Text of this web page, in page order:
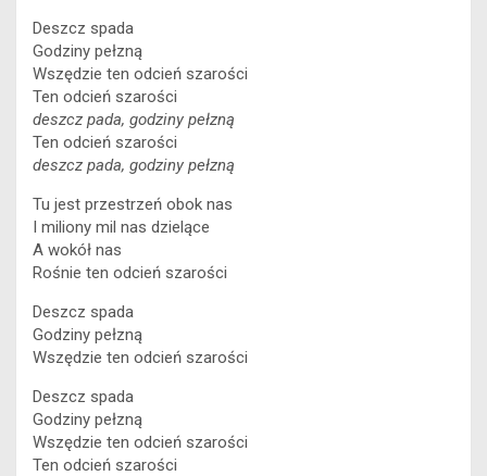
Deszcz spada
Godziny pełzną
Wszędzie ten odcień szarości
Ten odcień szarości
deszcz pada, godziny pełzną
Ten odcień szarości
deszcz pada, godziny pełzną
Tu jest przestrzeń obok nas
I miliony mil nas dzielące
A wokół nas
Rośnie ten odcień szarości
Deszcz spada
Godziny pełzną
Wszędzie ten odcień szarości
Deszcz spada
Godziny pełzną
Wszędzie ten odcień szarości
Ten odcień szarości